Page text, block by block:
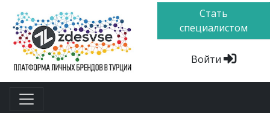
Стать
специалистом
Войти